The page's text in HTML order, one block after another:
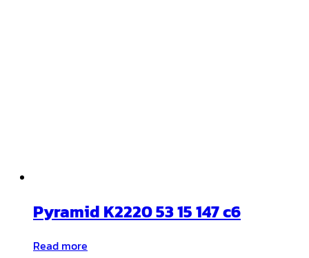
Pyramid K2220 53 15 147 c6
Read more